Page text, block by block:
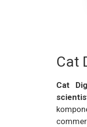
Cat
Cat